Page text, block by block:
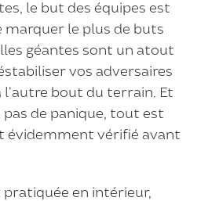
le but des équipes est
le plus de buts
géantes sont un atout
vos adversaires
bout du terrain. Et
de panique, tout est
évidemment vérifié avant
pratiquée en intérieur,